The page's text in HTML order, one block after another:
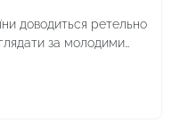
доводиться ретельно
за молодими